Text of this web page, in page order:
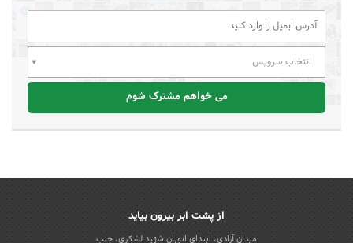
انتخاب سرویس
می خواهم مشترک شوم
از پشت ابر بیرون بیاید
میدان آزادی، ابتدای اتوبان شهید لشکری، جنب